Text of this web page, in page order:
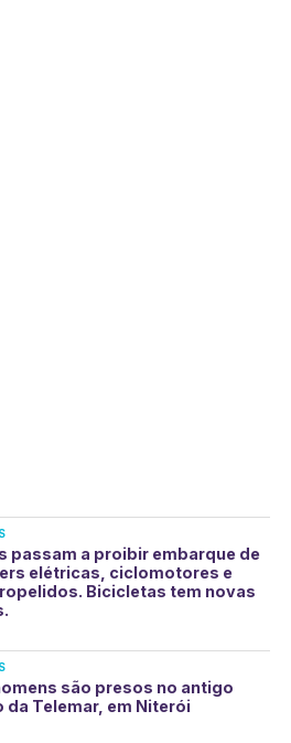
passam a proibir embarque de
elétricas, ciclomotores e
Bicicletas tem novas
são presos no antigo
da Telemar, em Niterói